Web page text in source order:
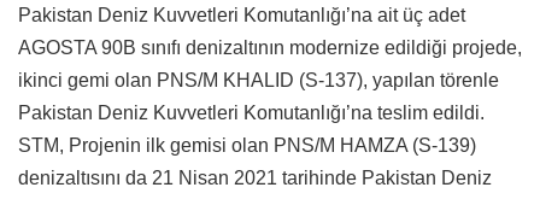
Pakistan Deniz Kuvvetleri Komutanlığı’na ait üç adet
AGOSTA 90B sınıfı denizaltının modernize edildiği projede,
ikinci gemi olan PNS/M KHALID (S-137), yapılan törenle
Pakistan Deniz Kuvvetleri Komutanlığı’na teslim edildi.
STM, Projenin ilk gemisi olan PNS/M HAMZA (S-139)
denizaltısını da 21 Nisan 2021 tarihinde Pakistan Deniz